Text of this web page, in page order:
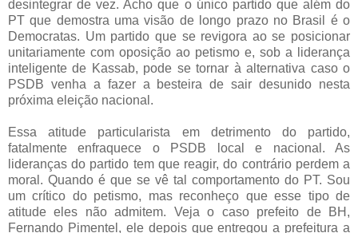
desintegrar de vez. Acho que o único partido que além do
PT que demostra uma visão de longo prazo no Brasil é o
Democratas. Um partido que se revigora ao se posicionar
unitariamente com oposição ao petismo e, sob a liderança
inteligente de Kassab, pode se tornar à alternativa caso o
PSDB venha a fazer a besteira de sair desunido nesta
próxima eleição nacional.
Essa atitude particularista em detrimento do partido,
fatalmente enfraquece o PSDB local e nacional. As
lideranças do partido tem que reagir, do contrário perdem a
moral. Quando é que se vê tal comportamento do PT. Sou
um crítico do petismo, mas reconheço que esse tipo de
atitude eles não admitem. Veja o caso prefeito de BH,
Fernando Pimentel, ele depois que entregou a prefeitura a